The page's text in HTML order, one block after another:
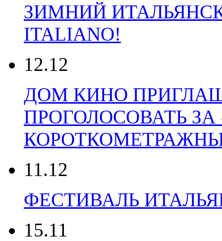
ЗИМНИЙ
ITALIANO!
12.12
ДОМ КИНО
ПРОГОЛОСОВАТЬ
11.12
ФЕСТИВАЛЬ
15.11